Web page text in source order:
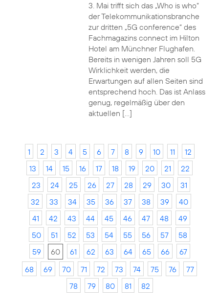
3. Mai trifft sich das „Who is who“
der Telekommunikationsbranche
zur dritten „5G conference“ des
Fachmagazins connect im Hilton
Hotel am Münchner Flughafen.
Bereits in wenigen Jahren soll 5G
Wirklichkeit werden, die
Erwartungen auf allen Seiten sind
entsprechend hoch. Das ist Anlass
genug, regelmäßig über den
aktuellen […]
1 2 3 4 5 6 7 8 9 10 11
12
13
14 15 16 17 18 19 20 21
22
23
24 25 26 27 28 29 30
31
32
33 34 35 36 37 38 39
40
41
42 43 44 45 46 47 48
49
50
51 52 53 54 55 56 57
58
59
60 61 62 63 64 65 66
67
68
69 70 71 72 73 74 75 76
77
78
79 80 81 82